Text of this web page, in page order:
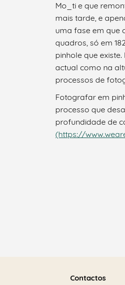
Mo_ti e que
mais tarde, e
uma fase em que
quadros, só em
pinhole que
actual como na
processos de
Fotografar em
processo que
profundidade de
(https://
Contactos